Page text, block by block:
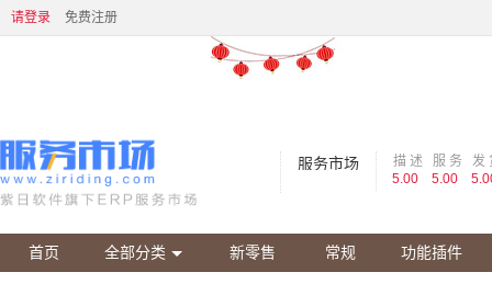
请登录 免费注册
服务市场
描 述
5.00
服 务
5.00
发
首页 全部分类 新零售 常规 功能插件